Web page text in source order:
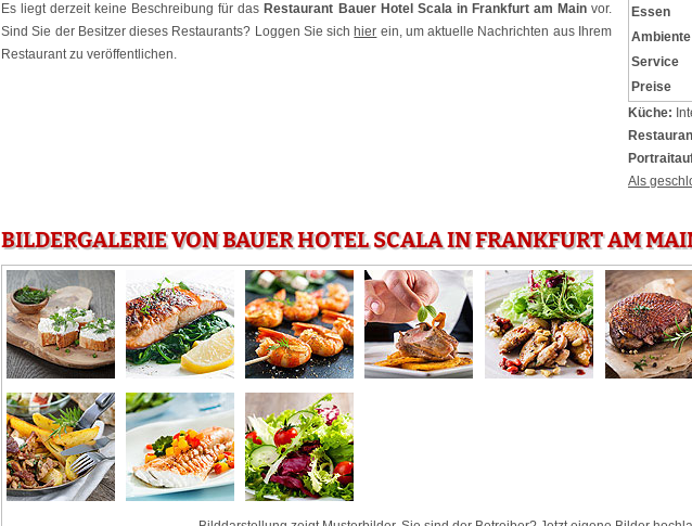
Es liegt derzeit keine Beschreibung für das Restaurant Bauer Hotel Scala in Frankfurt am Mainvor.
Sind Sie der Besitzer dieses Restaurants? Loggen Sie sich hier ein, um aktuelle Nachrichten aus Ihrem
Restaurant zu veröffentlichen.
Essen
Ambiente
Service
Preise
Küche:
Als
BILDERGALERIE VON BAUER HOTEL SCALA IN FRANKFURT AM